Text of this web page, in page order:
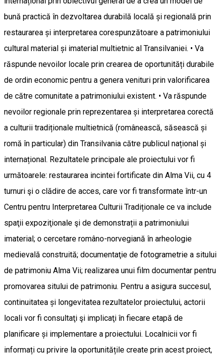
bună practică în dezvoltarea durabilă locală și regională prin
restaurarea și interpretarea corespunzătoare a patrimoniului
cultural material și imaterial multietnic al Transilvaniei. • Va
răspunde nevoilor locale prin crearea de oportunități durabile
de ordin economic pentru a genera venituri prin valorificarea
de către comunitate a patrimoniului existent. • Va răspunde
nevoilor regionale prin reprezentarea și interpretarea corectă
a culturii tradiționale multietnică (românească, săsească și
romă în particular) din Transilvania către publicul național și
internațional. Rezultatele principale ale proiectului vor fi
următoarele: restaurarea incintei fortificate din Alma Vii, cu 4
turnuri şi o clădire de acces, care vor fi transformate într-un
Centru pentru Interpretarea Culturii Tradiționale ce va include
spaţii expoziţionale şi de demonstrații a patrimoniului
imaterial; o cercetare româno-norvegiană în arheologie
medievală construită; documentaţie de fotogrametrie a sitului
de patrimoniu Alma Vii; realizarea unui film documentar pentru
promovarea sitului de patrimoniu. Pentru a asigura succesul,
continuitatea și longevitatea rezultatelor proiectului, actorii
locali vor fi consultaţi şi implicaţi în fiecare etapă de
planificare și implementare a proiectului. Localnicii vor fi
informați cu privire la oportunitățile create prin acest proiect,